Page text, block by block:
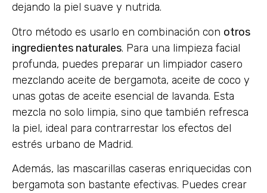
dejando la piel suave y nutrida.
Otro método es usarlo en combinación con otros
ingredientes naturales. Para una limpieza facial
profunda, puedes preparar un limpiador casero
mezclando aceite de bergamota, aceite de coco y
unas gotas de aceite esencial de lavanda. Esta
mezcla no solo limpia, sino que también refresca
la piel, ideal para contrarrestar los efectos del
estrés urbano de Madrid.
Además, las mascarillas caseras enriquecidas con
bergamota son bastante efectivas. Puedes crear